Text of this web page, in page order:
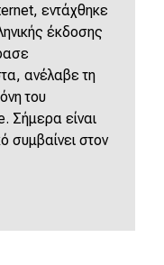
εντάχθηκε
έκδοσης
ανέλαβε τη
του
Σήμερα είναι
συμβαίνει στον